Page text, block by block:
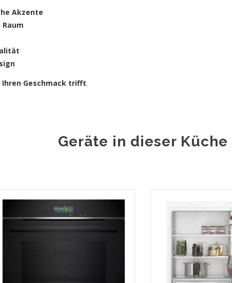
Akzente
Ihren Geschmack trifft.
Geräte in dieser Küche